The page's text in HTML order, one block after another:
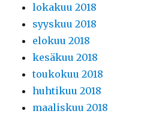
lokakuu 2018
syyskuu 2018
elokuu 2018
kesäkuu 2018
toukokuu 2018
huhtikuu 2018
maaliskuu 2018